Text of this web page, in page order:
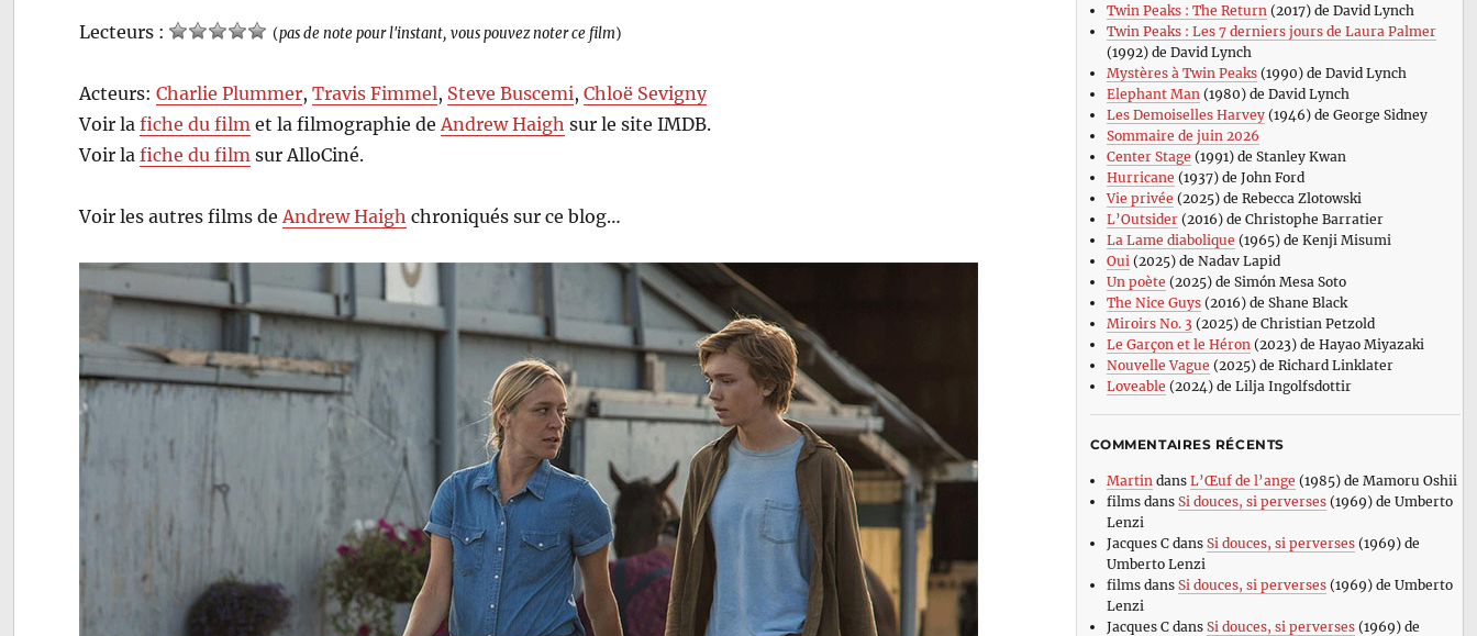
Lecteurs : (pas de note pour l'instant, vous pouvez noter ce film)
Acteurs:Charlie Plummer,Travis Fimmel, Steve Buscemi,Chloë Sevigny
Voir lafiche du film et la filmographie de Andrew Haigh sur le site IMDB.
Voir lafiche du film sur AlloCiné.
Voir les autres films de Andrew Haigh chroniqués sur ce blog…
Twin Peaks : The Return(2017) de David Lynch
Twin Peaks : Les 7 derniers jours de Laura Palmer
(1992) de David Lynch
Mystères à Twin Peaks(1990) de David Lynch
Elephant Man(1980) de David Lynch
Les Demoiselles Harvey(1946) de George Sidney
Sommaire de juin 2026
Center Stage (1991) de Stanley Kwan
Hurricane (1937) de John Ford
Vie privée (2025) de Rebecca Zlotowski
L’Outsider(2016) de Christophe Barratier
La Lame diabolique (1965) de Kenji Misumi
Oui(2025) de Nadav Lapid
Un poète (2025) de Simón Mesa Soto
The Nice Guys(2016) de Shane Black
Miroirs No. 3 (2025) de Christian Petzold
Le Garçon et le Héron(2023) de Hayao Miyazaki
Nouvelle Vague (2025) de Richard Linklater
Loveable (2024) de Lilja Ingolfsdottir
COMMENTAIRES RÉCENTS
Martin dans L’Œuf de l’ange (1985) de Mamoru Oshii
filmsdans Si douces, si perverses(1969) de Umberto
Lenzi
Jacques Cdans Si douces, si perverses(1969) de
Umberto Lenzi
filmsdans Si douces, si perverses(1969) de Umberto
Lenzi
Jacques Cdans Si douces, si perverses(1969) de